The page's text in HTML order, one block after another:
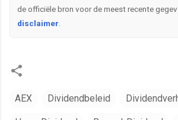
de officiële bron voor de meest recente
disclaimer
AEX Dividendbeleid